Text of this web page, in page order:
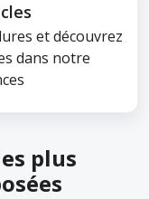
et découvrez
dans notre
plus